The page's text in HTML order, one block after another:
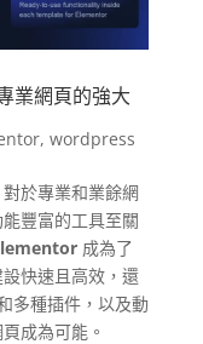
業網頁的強大
, wordpress
於專業和業餘網
豐富的工具至關
成為了
快速且高效，還
多種插件，以及動
成為可能。